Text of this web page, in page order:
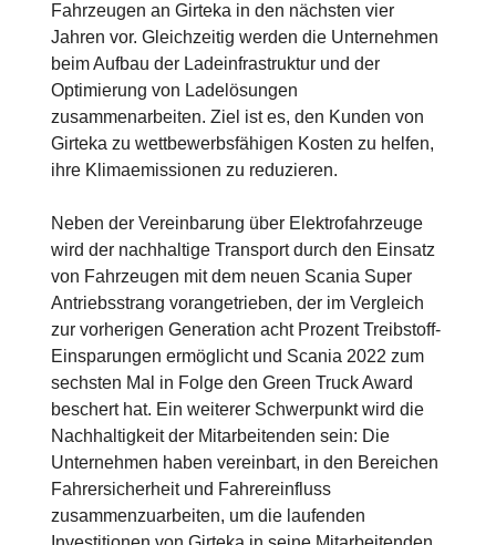
Fahrzeugen an Girteka in den nächsten vier
Jahren vor. Gleichzeitig werden die Unternehmen
beim Aufbau der Ladeinfrastruktur und der
Optimierung von Ladelösungen
zusammenarbeiten. Ziel ist es, den Kunden von
Girteka zu wettbewerbsfähigen Kosten zu helfen,
ihre Klimaemissionen zu reduzieren.
Neben der Vereinbarung über Elektrofahrzeuge
wird der nachhaltige Transport durch den Einsatz
von Fahrzeugen mit dem neuen Scania Super
Antriebsstrang vorangetrieben, der im Vergleich
zur vorherigen Generation acht Prozent Treibstoff-
Einsparungen ermöglicht und Scania 2022 zum
sechsten Mal in Folge den Green Truck Award
beschert hat. Ein weiterer Schwerpunkt wird die
Nachhaltigkeit der Mitarbeitenden sein: Die
Unternehmen haben vereinbart, in den Bereichen
Fahrersicherheit und Fahrereinfluss
zusammenzuarbeiten, um die laufenden